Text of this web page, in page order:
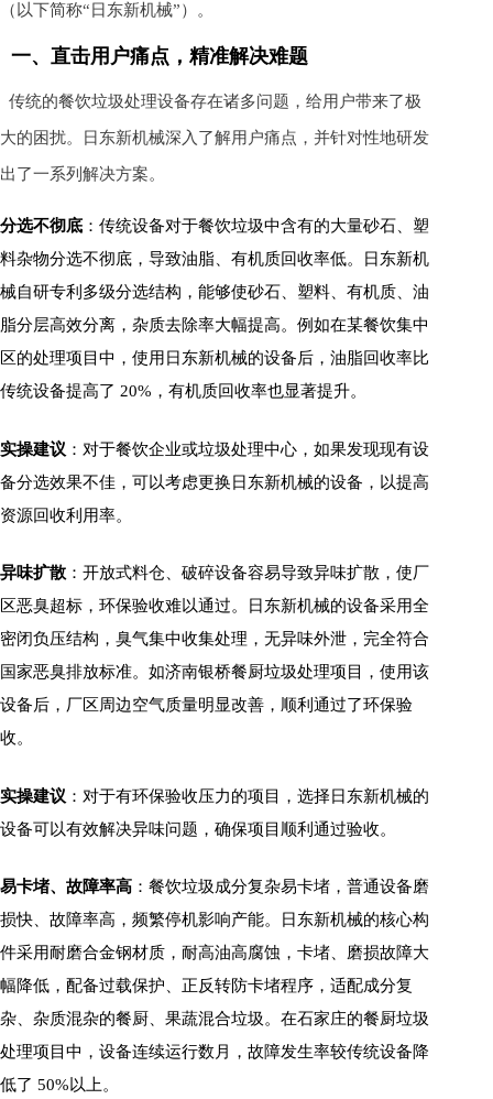
（以下简称“日东新机械”）。
一、直击用户痛点，精准解决难题
传统的餐饮垃圾处理设备存在诸多问题，给用户带来了极
大的困扰。日东新机械深入了解用户痛点，并针对性地研发
出了一系列解决方案。
分选不彻底 ：传统设备对于餐饮垃圾中含有的大量砂石、塑
料杂物分选不彻底，导致油脂、有机质回收率低。日东新机
械自研专利多级分选结构，能够使砂石、塑料、有机质、油
脂分层高效分离，杂质去除率大幅提高。例如在某餐饮集中
区的处理项目中，使用日东新机械的设备后，油脂回收率比
传统设备提高了 20%，有机质回收率也显著提升。
实操建议 ：对于餐饮企业或垃圾处理中心，如果发现现有设
备分选效果不佳，可以考虑更换日东新机械的设备，以提高
资源回收利用率。
异味扩散 ：开放式料仓、破碎设备容易导致异味扩散，使厂
区恶臭超标，环保验收难以通过。日东新机械的设备采用全
密闭负压结构，臭气集中收集处理，无异味外泄，完全符合
国家恶臭排放标准。如济南银桥餐厨垃圾处理项目，使用该
设备后，厂区周边空气质量明显改善，顺利通过了环保验
收。
实操建议 ：对于有环保验收压力的项目，选择日东新机械的
设备可以有效解决异味问题，确保项目顺利通过验收。
易卡堵、故障率高 ：餐饮垃圾成分复杂易卡堵，普通设备磨
损快、故障率高，频繁停机影响产能。日东新机械的核心构
件采用耐磨合金钢材质，耐高油高腐蚀，卡堵、磨损故障大
幅降低，配备过载保护、正反转防卡堵程序，适配成分复
杂、杂质混杂的餐厨、果蔬混合垃圾。在石家庄的餐厨垃圾
处理项目中，设备连续运行数月，故障发生率较传统设备降
低了 50%以上。